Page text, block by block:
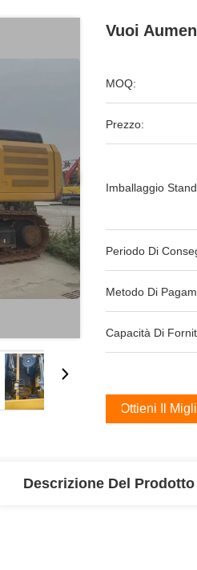
Vuoi
MOQ:
Prezzo:
Imballaggio
Periodo Di
Metodo Di
Capacità Di
Ottieni Il
Descrizione Del Prodotto